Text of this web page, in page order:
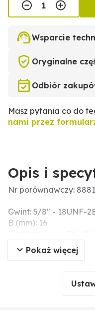
Wsparcie
Oryginalne
Odbiór
Masz pytania co do
nami przez
Opis i
Nr porównawczy:
Gwint: 5/8" - 18UNF-
B (mm): 16
A (mm): 48
Wersja: złączka
Pokaż więcej